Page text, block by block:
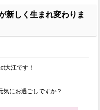
新しく生まれ変わりま
大江です！
気にお過ごしですか？